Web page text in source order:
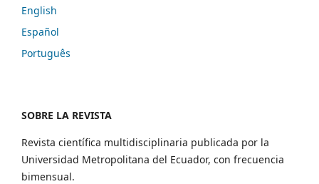
English
Español
Português
SOBRE LA REVISTA
Revista científica multidisciplinaria publicada por la
Universidad Metropolitana del Ecuador, con frecuencia
bimensual.